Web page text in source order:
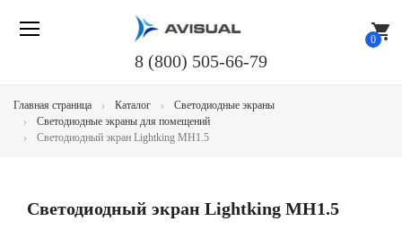
shopping_cart
0
8 (800) 505-66-79
Главная страница Каталог
Светодиодные экраны
Светодиодные экраны для помещений
Светодиодный экран Lightking MH1.5
Светодиодный экран Lightking MH1.5